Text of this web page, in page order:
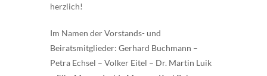
herzlich!
Im Namen der Vorstands- und
Beiratsmitglieder: Gerhard Buchmann –
Petra Echsel – Volker Eitel – Dr. Martin Luik